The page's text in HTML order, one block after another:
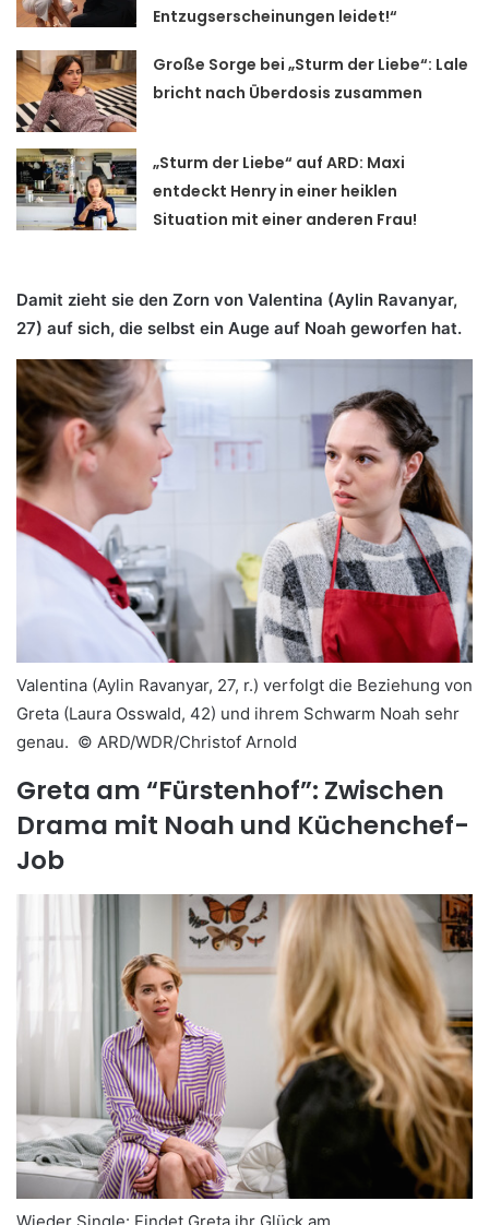
Entzugserscheinungen leidet!“
Große Sorge bei „Sturm der Liebe“: Lale
bricht nach Überdosis zusammen
„Sturm der Liebe“ auf ARD: Maxi
entdeckt Henry in einer heiklen
Situation mit einer anderen Frau!
Damit zieht sie den Zorn von Valentina (Aylin Ravanyar,
27) auf sich, die selbst ein Auge auf Noah geworfen hat.
Valentina (Aylin Ravanyar, 27, r.) verfolgt die Beziehung von
Greta (Laura Osswald, 42) und ihrem Schwarm Noah sehr
genau. © ARD/WDR/Christof Arnold
Greta am “Fürstenhof”: Zwischen
Drama mit Noah und Küchenchef-
Job